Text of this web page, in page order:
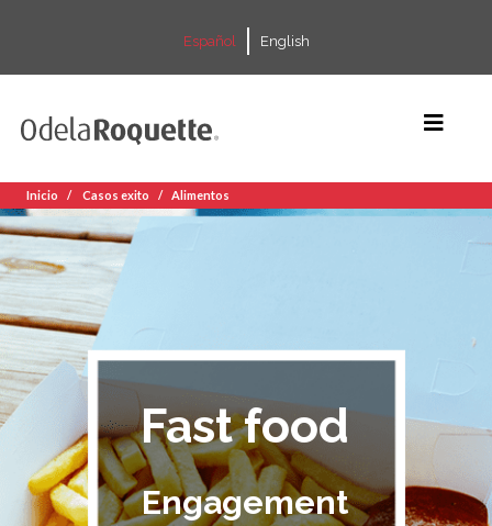
Español English
Inicio Casos exito Alimentos
Engagement
Fast food